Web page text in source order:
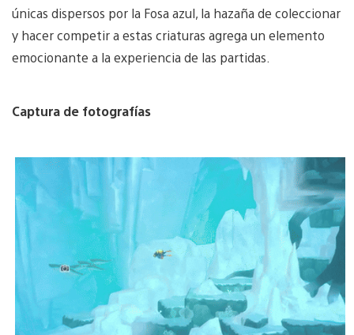
únicas dispersos por la Fosa azul, la hazaña de coleccionar
y hacer competir a estas criaturas agrega un elemento
emocionante a la experiencia de las partidas.
Captura de fotografías